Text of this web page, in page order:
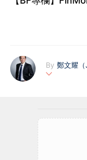
By 鄭文耀（
方案，迅速解決資金需
銀行管理工作十多年以
務策略及市場推廣，專
識、經驗和科技，促進